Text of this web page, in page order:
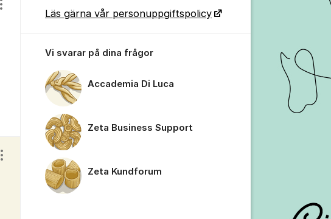
Visa/dölj inställningar för inlägg/kommentar
Visa/dölj inställningar för inlägg/kommentar
Läs gärna vår personuppgiftspolicy
Vi svarar på dina frågor
Accademia Di Luca
Zeta Business Support
Zeta Kundforum